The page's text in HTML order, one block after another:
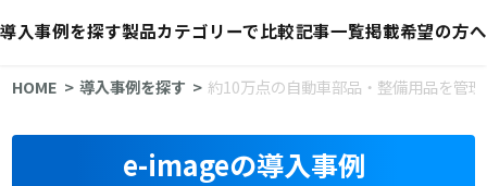
導入事例を探す製品カテゴリーで比較記事一覧掲載希望の方へ
HOME 導入事例を探す 約10万点の自動車部品・整備用品を管
e-imageの導入事例